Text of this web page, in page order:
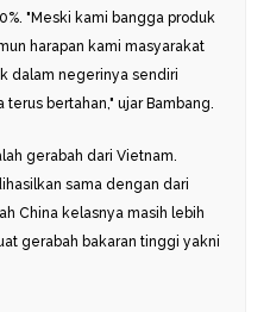
"Meski kami bangga produk
harapan kami masyarakat
dalam negerinya sendiri
bertahan," ujar Bambang.
gerabah dari Vietnam.
sama dengan dari
China kelasnya masih lebih
gerabah bakaran tinggi yakni